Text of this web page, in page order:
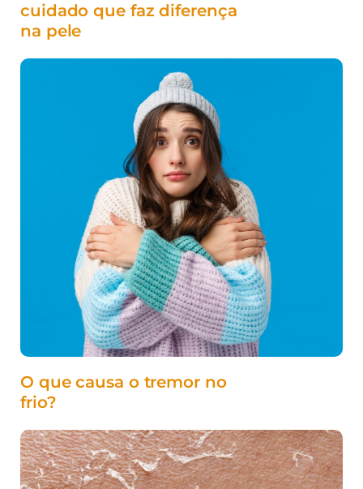
cuidado que faz diferença
na pele
O que causa o tremor no
frio?